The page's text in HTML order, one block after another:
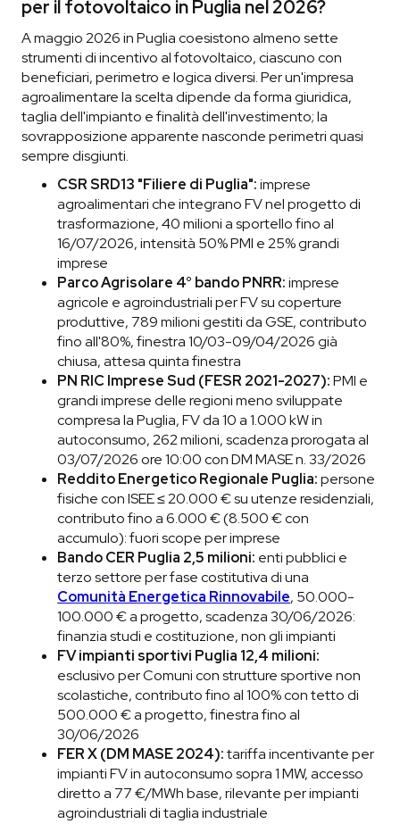
per il fotovoltaico in Puglia nel 2026?
A maggio 2026 in Puglia coesistono almeno sette
strumenti di incentivo al fotovoltaico, ciascuno con
beneficiari, perimetro e logica diversi. Per un'impresa
agroalimentare la scelta dipende da forma giuridica,
taglia dell'impianto e finalità dell'investimento; la
sovrapposizione apparente nasconde perimetri quasi
sempre disgiunti.
CSR SRD13 "Filiere di Puglia":imprese
agroalimentari che integrano FV nel progetto di
trasformazione, 40 milioni a sportello fino al
16/07/2026, intensità 50% PMI e 25% grandi
imprese
Parco Agrisolare 4° bando PNRR:imprese
agricole e agroindustriali per FV su coperture
produttive, 789 milioni gestiti da GSE, contributo
fino all'80%, finestra 10/03-09/04/2026 già
chiusa, attesa quinta finestra
PN RIC Imprese Sud (FESR 2021-2027):PMI e
grandi imprese delle regioni meno sviluppate
compresa la Puglia, FV da 10 a 1.000 kW in
autoconsumo, 262 milioni, scadenza prorogata al
03/07/2026 ore 10:00 con DM MASE n. 33/2026
Reddito Energetico Regionale Puglia:persone
fisiche con ISEE ≤ 20.000 € su utenze residenziali,
contributo fino a 6.000 € (8.500 € con
accumulo): fuori scope per imprese
Bando CER Puglia 2,5 milioni: enti pubblici e
terzo settore per fase costitutiva di una
Comunità Energetica Rinnovabile, 50.000-
100.000 € a progetto, scadenza 30/06/2026:
finanzia studi e costituzione, non gli impianti
FV impianti sportivi Puglia 12,4 milioni:
esclusivo per Comuni con strutture sportive non
scolastiche, contributo fino al 100% con tetto di
500.000 € a progetto, finestra fino al
30/06/2026
FER X (DM MASE 2024):tariffa incentivante per
impianti FV in autoconsumo sopra 1 MW, accesso
diretto a 77 €/MWh base, rilevante per impianti
agroindustriali di taglia industriale